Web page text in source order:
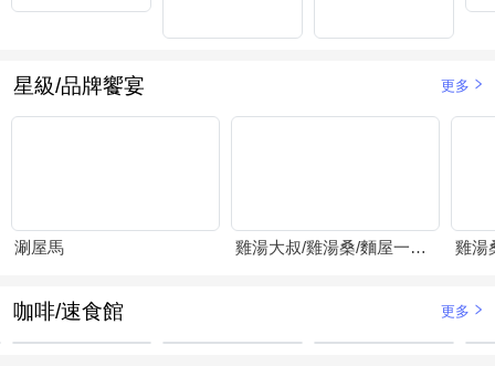
星級/品牌饗宴 更多
涮屋馬 雞湯大叔/雞湯桑/麵屋一燈/賴山嶼 雞湯
咖啡/速食館 更多